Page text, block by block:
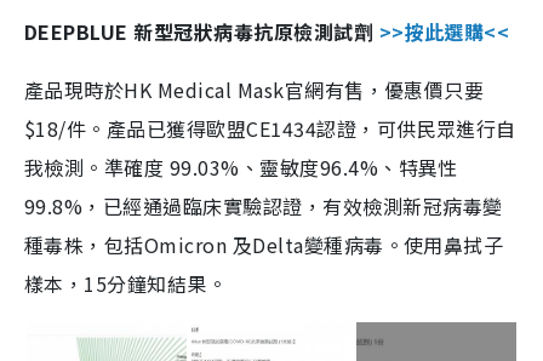
DEEPBLUE 新型冠狀病毒抗原檢測試劑 >>按此選購<<
產品現時於HK Medical Mask官網有售，優惠價只要
$18/件。產品已獲得歐盟CE1434認證，可供民眾進行自
我檢測。準確度 99.03%、靈敏度96.4%、特異性
99.8%，已經通過臨床實驗認證，有效檢測新冠病毒變
種毒株，包括Omicron 及Delta變種病毒。使用鼻拭子
樣本，15分鐘知結果。